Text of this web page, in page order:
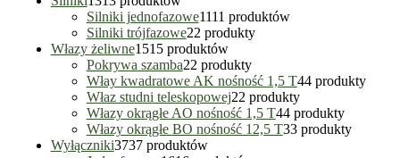
Silniki jednofazowe1111 produktów
Silniki trójfazowe22 produkty
Włazy żeliwne1515 produktów
Pokrywa szamba22 produkty
Włay kwadratowe AK nośność 1,5 T44 produkty
Właz studni teleskopowej22 produkty
Włazy okrągłe AO nośność 1,5 T44 produkty
Włazy okrągłe BO nośność 12,5 T33 produkty
Wyłączniki3737 produktów